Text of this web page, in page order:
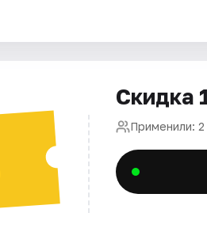
Скидка
Применили: 2